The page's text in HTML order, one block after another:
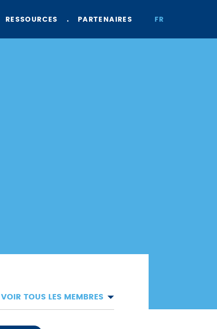
RESSOURCES PARTENAIRES FR
VOIR TOUS LES MEMBRES